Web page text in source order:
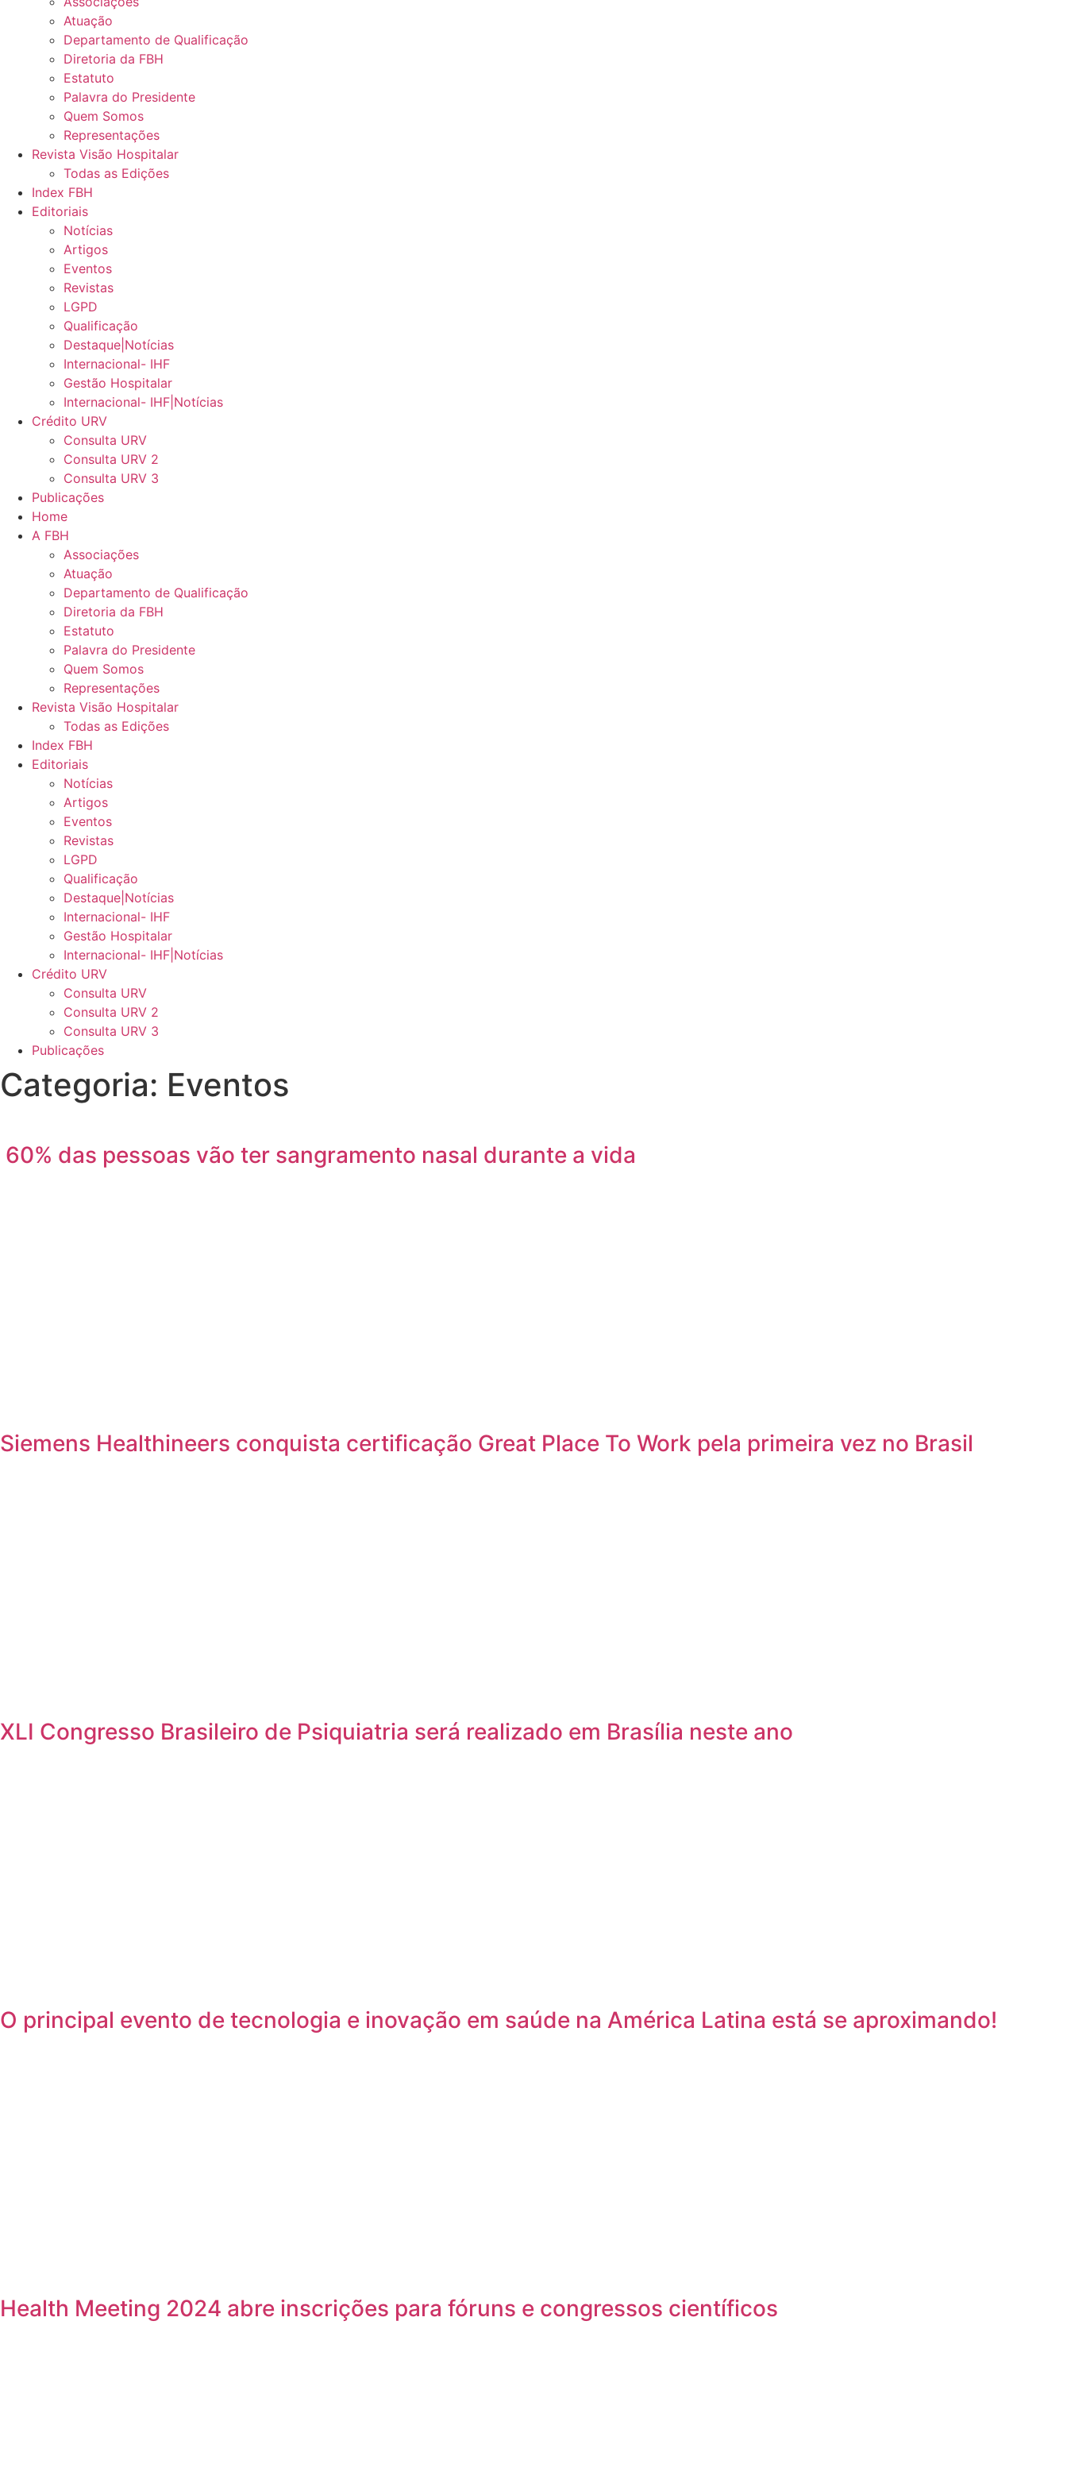
Atuação
Departamento de Qualificação
Diretoria da FBH
Estatuto
Palavra do Presidente
Quem Somos
Representações
Revista Visão Hospitalar
Todas as Edições
Index FBH
Editoriais
Notícias
Artigos
Eventos
Revistas
LGPD
Qualificação
Destaque|Notícias
Internacional- IHF
Gestão Hospitalar
Internacional- IHF|Notícias
Crédito URV
Consulta URV
Consulta URV 2
Consulta URV 3
Publicações
Home
A FBH
Associações
Atuação
Departamento de Qualificação
Diretoria da FBH
Estatuto
Palavra do Presidente
Quem Somos
Representações
Revista Visão Hospitalar
Todas as Edições
Index FBH
Editoriais
Notícias
Artigos
Eventos
Revistas
LGPD
Qualificação
Destaque|Notícias
Internacional- IHF
Gestão Hospitalar
Internacional- IHF|Notícias
Crédito URV
Consulta URV
Consulta URV 2
Consulta URV 3
Publicações
Categoria: Eventos
60% das pessoas vão ter sangramento nasal durante a vida
Siemens Healthineers conquista certificação Great Place To Work pela primeira vez no Brasil
XLI Congresso Brasileiro de Psiquiatria será realizado em Brasília neste ano
O principal evento de tecnologia e inovação em saúde na América Latina está se aproximando!
Health Meeting 2024 abre inscrições para fóruns e congressos científicos